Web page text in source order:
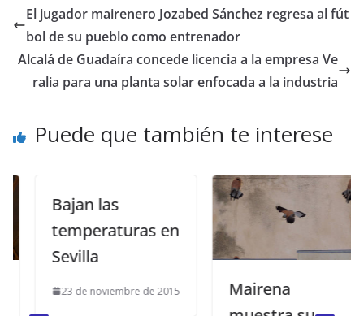
El jugador mairenero Jozabed Sánchez regresa al fút
bol de su pueblo como entrenador
Alcalá de Guadaíra concede licencia a la empresa Ve
ralia para una planta solar enfocada a la industria
Puede que también te interese
Bajan las
temperaturas en
Sevilla
23 de noviembre de 2015
Mairena